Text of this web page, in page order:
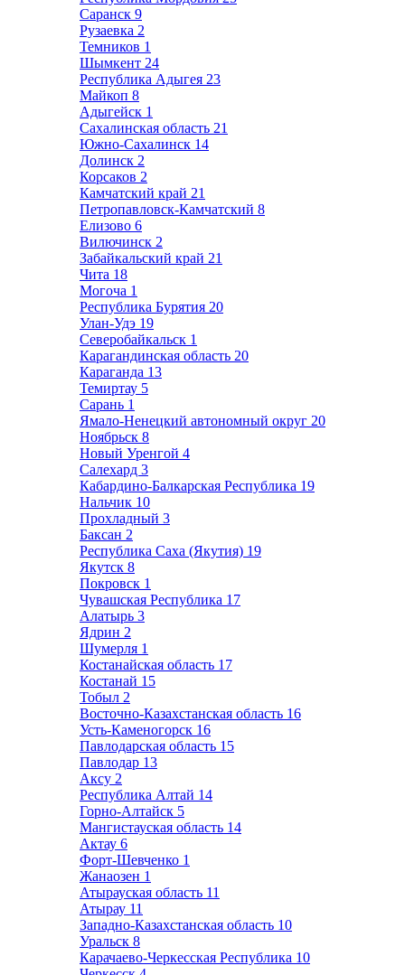
Саранск 9
Рузаевка 2
Темников 1
Шымкент 24
Республика Адыгея 23
Майкоп 8
Адыгейск 1
Сахалинская область 21
Южно-Сахалинск 14
Долинск 2
Корсаков 2
Камчатский край 21
Петропавловск-Камчатский 8
Елизово 6
Вилючинск 2
Забайкальский край 21
Чита 18
Могоча 1
Республика Бурятия 20
Улан-Удэ 19
Северобайкальск 1
Карагандинская область 20
Караганда 13
Темиртау 5
Сарань 1
Ямало-Ненецкий автономный округ 20
Ноябрьск 8
Новый Уренгой 4
Салехард 3
Кабардино-Балкарская Республика 19
Нальчик 10
Прохладный 3
Баксан 2
Республика Саха (Якутия) 19
Якутск 8
Покровск 1
Чувашская Республика 17
Алатырь 3
Ядрин 2
Шумерля 1
Костанайская область 17
Костанай 15
Тобыл 2
Восточно-Казахстанская область 16
Усть-Каменогорск 16
Павлодарская область 15
Павлодар 13
Аксу 2
Республика Алтай 14
Горно-Алтайск 5
Мангистауская область 14
Актау 6
Форт-Шевченко 1
Жанаозен 1
Атырауская область 11
Атырау 11
Западно-Казахстанская область 10
Уральск 8
Карачаево-Черкесская Республика 10